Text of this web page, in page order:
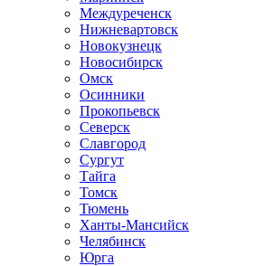
Междуреченск
Нижневартовск
Новокузнецк
Новосибирск
Омск
Осинники
Прокопьевск
Северск
Славгород
Сургут
Тайга
Томск
Тюмень
Ханты-Мансийск
Челябинск
Юрга